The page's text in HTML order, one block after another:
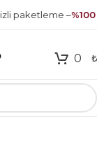
paketleme –%100
0 ₺